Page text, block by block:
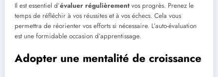
Il est essentiel d’évaluer régulièrementvos progrès. Prenez le
temps de réfléchir à vos réussites et à vos échecs. Cela vous
permettra de réorienter vos efforts si nécessaire. L’auto-évaluation
est une formidable occasion d’apprentissage.
Adopter une mentalité de croissance